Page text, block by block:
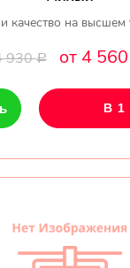
качество на высшем
930Р от 4 560
В 1